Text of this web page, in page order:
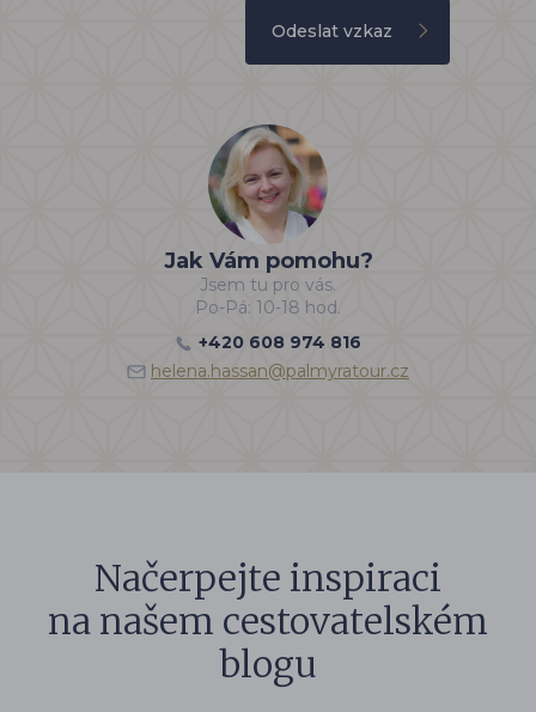
Odeslat vzkaz
Jak Vám pomohu?
Jsem tu pro vás.
Po-Pá: 10-18 hod.
+420 608 974 816
helena.hassan@palmyratour.cz
Načerpejte inspiraci
na našem cestovatelském
blogu